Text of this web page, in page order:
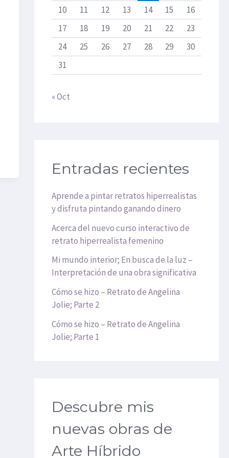
10
11 12 13 14 15
16
17
18 19 20 21 22
23
24
25 26 27 28 29
30
31
« Oct
Entradas recientes
Aprende a pintar retratos hiperrealistas
y disfruta pintando ganando dinero
Acerca del nuevo curso interactivo de
retrato hiperrealista femenino
Mi mundo interior; En busca de la luz –
Interpretación de una obra significativa
Cómo se hizo – Retrato de Angelina
Jolie; Parte 2
Cómo se hizo – Retrato de Angelina
Jolie; Parte 1
Descubre mis
nuevas obras de
Arte Híbrido